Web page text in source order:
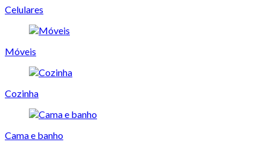
Celulares
Móveis
Cozinha
Cama e banho